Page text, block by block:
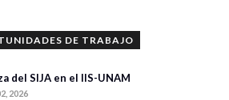
DE TRABAJO
del SIJA en el IIS-UNAM
2026